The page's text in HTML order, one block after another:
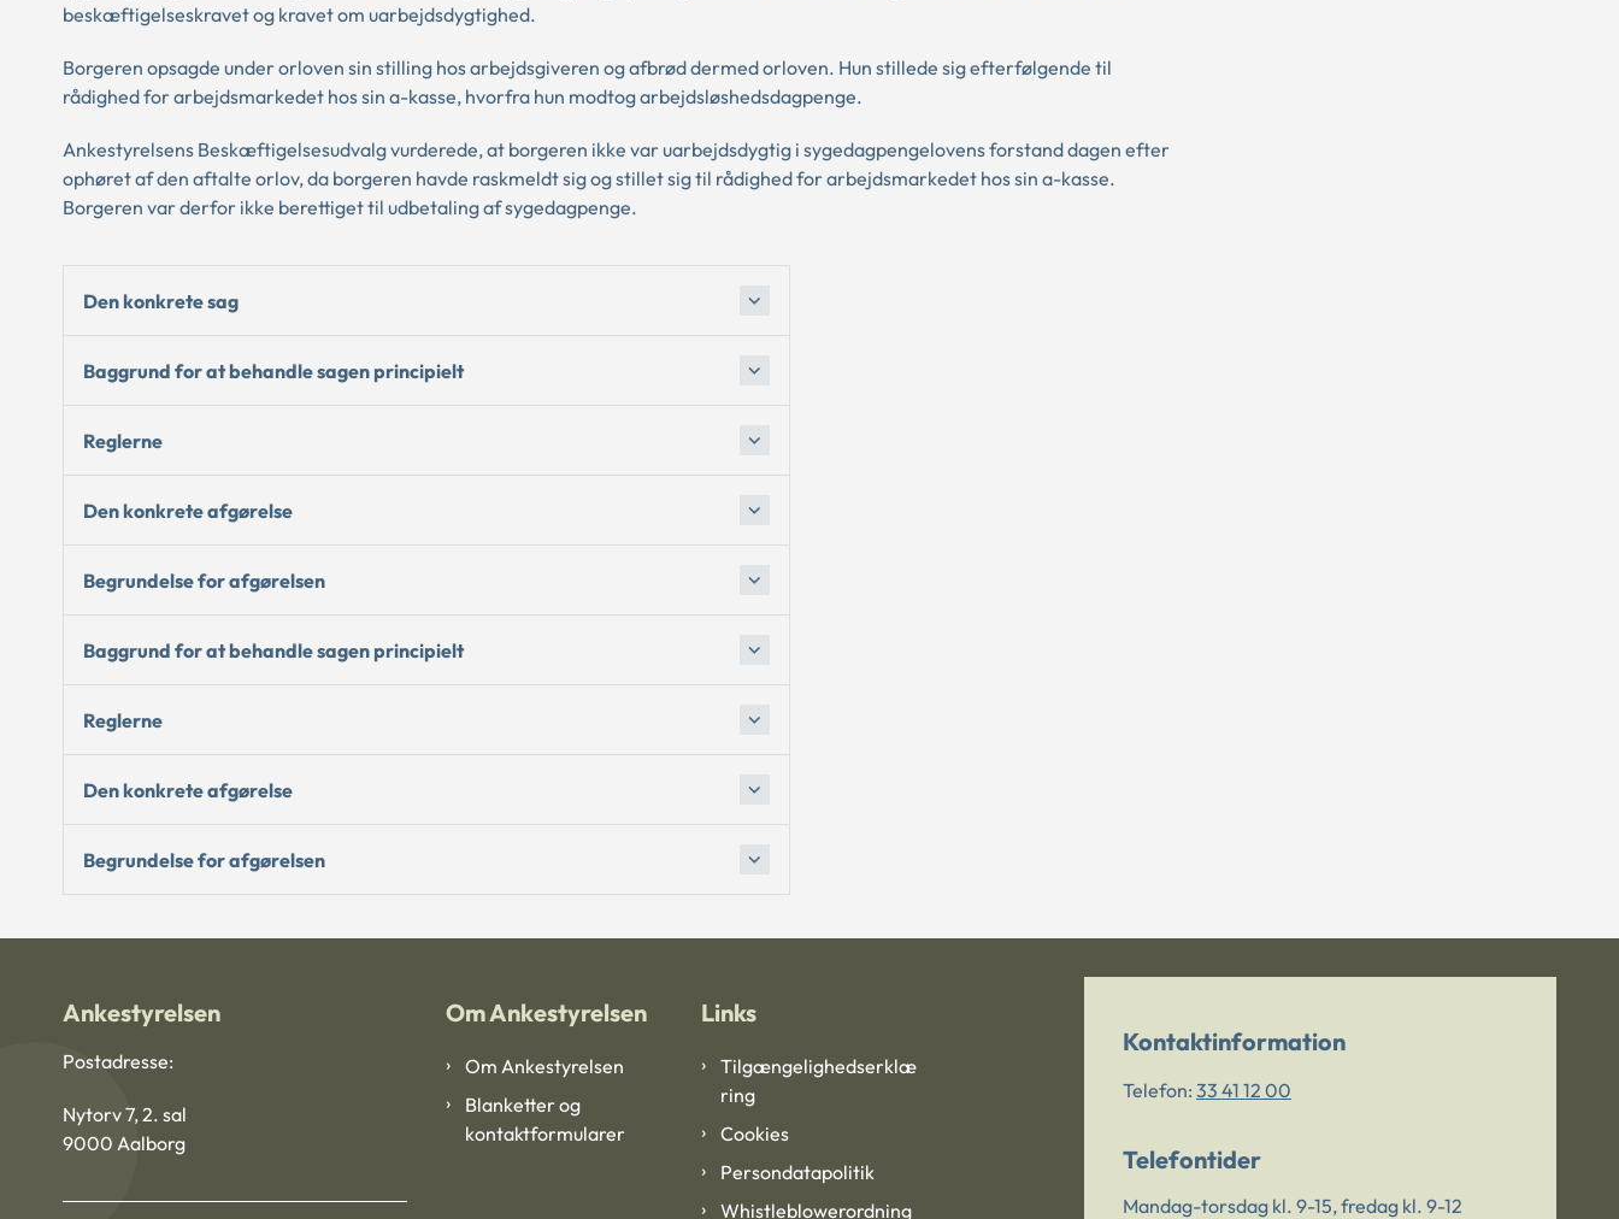
beskæftigelseskravet og kravet om uarbejdsdygtighed.
Borgeren opsagde under orloven sin stilling hos arbejdsgiveren og afbrød dermed orloven. Hun stillede sig efterfølgende til
rådighed for arbejdsmarkedet hos sin a-kasse, hvorfra hun modtog arbejdsløshedsdagpenge.
Ankestyrelsens Beskæftigelsesudvalg vurderede, at borgeren ikke var uarbejdsdygtig i sygedagpengelovens forstand dagen efter
ophøret af den aftalte orlov, da borgeren havde raskmeldt sig og stillet sig til rådighed for arbejdsmarkedet hos sin a-kasse.
Borgeren var derfor ikke berettiget til udbetaling af sygedagpenge.
Den konkrete sag
Baggrund for at behandle sagen principielt
Reglerne
Den konkrete afgørelse
Begrundelse for afgørelsen
Baggrund for at behandle sagen principielt
Reglerne
Den konkrete afgørelse
Begrundelse for afgørelsen
Ankestyrelsen
Postadresse:
Nytorv 7, 2. sal
9000 Aalborg
Om Ankestyrelsen
Om Ankestyrelsen
Blanketter og
kontaktformularer
Links
Tilgængelighedserklæ
ring
Cookies
Persondatapolitik
Whistleblowerordning
Kontaktinformation
Telefon: 33 41 12 00
Telefontider
Mandag-torsdag kl. 9-15, fredag kl. 9-12